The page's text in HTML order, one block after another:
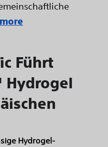
Führt
Hydrogel
Hydrogel-